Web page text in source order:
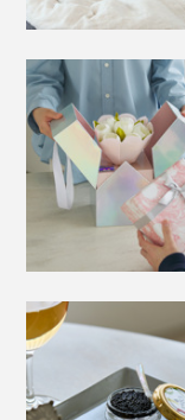
繰り返し愛用する
になりだしたら
分を保湿してあげ
クーリングパッ